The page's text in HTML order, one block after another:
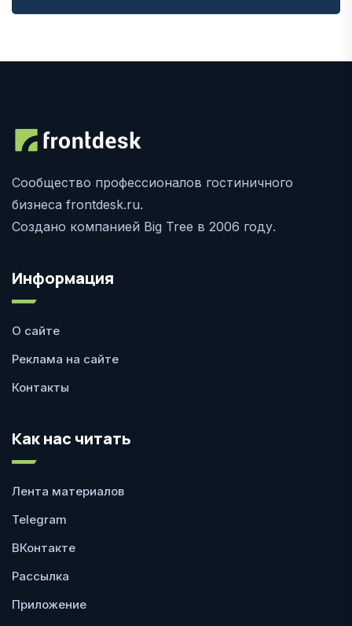
Сообщество профессионалов гостиничного
бизнеса frontdesk.ru.
Создано компанией Big Tree в 2006 году.
Информация
О сайте
Реклама на сайте
Контакты
Как нас читать
Лента материалов
Telegram
ВКонтакте
Рассылка
Приложение